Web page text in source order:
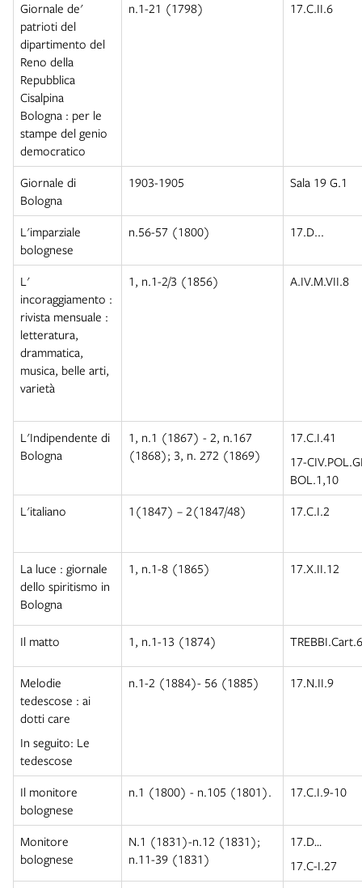
Giornale de'
patrioti del
dipartimento del
Reno della
Repubblica
Cisalpina
Bologna : per le
stampe del genio
democratico
n.1-21 (1798) 17.C.II.6
Giornale di
Bologna
1903-1905 Sala 19 G.1
L'imparziale
bolognese
n.56-57 (1800) 17.D...
L'
incoraggiamento :
rivista mensuale :
letteratura,
drammatica,
musica, belle arti,
varietà
1, n.1-2/3 (1856) A.IV.M.VII.8
L'Indipendente di
Bologna
1, n.1 (1867) - 2, n.167
(1868); 3, n. 272 (1869)
17.C.I.41
17-
BOL.1,10
L'italiano
1(1847) – 2(1847/48) 17.C.I.2
La luce : giornale
dello spiritismo in
Bologna
1, n.1-8 (1865) 17.X.II.12
Il matto 1, n.1-13 (1874)
Melodie
tedescose : ai
dotti care
In seguito: Le
tedescose
n.1-2 (1884)- 56 (1885) 17.N.II.9
Il monitore
bolognese
n.1 (1800) - n.105 (1801). 17.C.I.9-10
Monitore
bolognese
N.1 (1831)-n.12 (1831);
n.11-39 (1831)
17.D…
17.C-I.27